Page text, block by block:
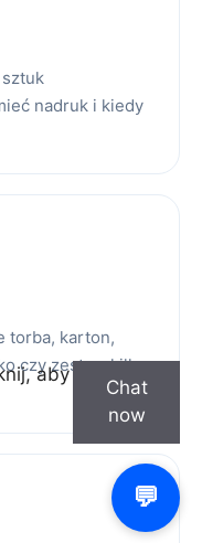
nadruk i kiedy
torba, karton,
czy zestaw kilku
aby
Chat
now